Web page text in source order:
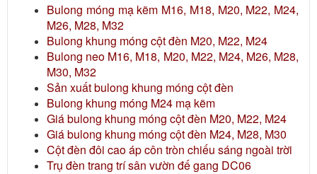
Bulong móng mạ kẽm M16, M18, M20, M22, M24,
M26, M28, M32
Bulong khung móng cột đèn M20, M22, M24
Bulong neo M16, M18, M20, M22, M24, M26, M28,
M30, M32
Sản xuất bulong khung móng cột đèn
Bulong khung móng M24 mạ kẽm
Giá bulong khung móng cột đèn M20, M22, M24
Giá bulong khung móng cột đèn M24, M28, M30
Cột đèn đôi cao áp côn tròn chiếu sáng ngoài trời
Trụ đèn trang trí sân vườn đế gang DC06